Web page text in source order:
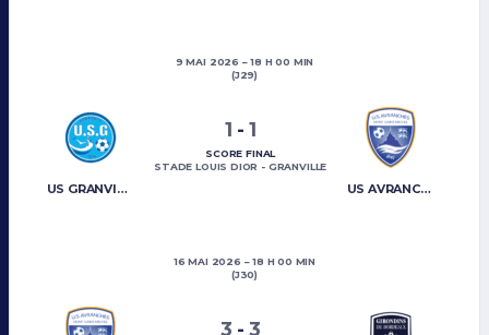
9 MAI 2026
18 H 00 MIN
(J29)
US GRANVILLE US AVRANCHES MONT-SAINT-MICHEL
1 - 1
SCORE FINAL
STADE LOUIS DIOR - GRANVILLE
16 MAI 2026
18 H 00 MIN
(J30)
3 - 3